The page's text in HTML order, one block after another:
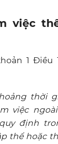
việc
1 Điều
thời
việc
định
thể hoặc